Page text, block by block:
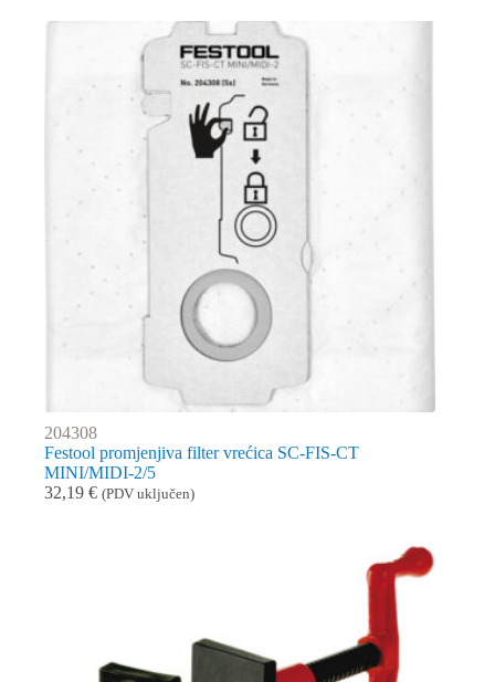
65,58 €
do
85,41 €
204308
Festool promjenjiva filter vrećica SC-FIS-CT
MINI/MIDI-2/5
32,19 € (PDV uključen)